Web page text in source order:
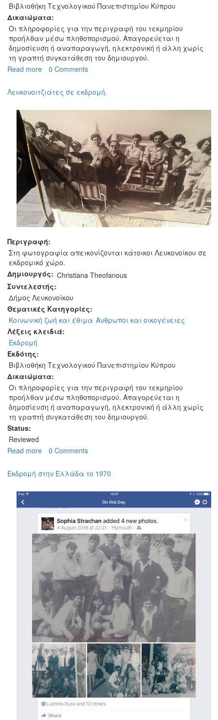
Βιβλιοθήκη Τεχνολογικού Πανεπιστημίου Κύπρου
Δικαιώματα:
Οι πληροφορίες για την περιγραφή του τεκμηρίου
προήλθαν μέσω πληθοπορισμού. Απαγορεύεται η
δημοσίευση ή αναπαραγωγή, ηλεκτρονική ή άλλη χωρίς
τη γραπτή συγκατάθεση του δημιουργού.
Read more about
στο
Σταυρό
της
Ψώκας
από
τους
Λευκωνιτζιάτες
0 Comments
Λευκονοιτζιάτες σε εκδρομή.
Περιγραφή:
Στη φωτογραφία απεικονίζονται κάτοικοι Λευκονοίκου σε
εκδρομικό χώρο.
Δημιουργός: Christiana Theofanous
Συντελεστής:
Δήμος Λευκονοίκου
Θεματικές Κατηγορίες:
Κοινωνική ζωή και έθιμα Άνθρωποι και οικογένειες
Λέξεις κλειδιά:
Εκδρομή
Εκδότης:
Βιβλιοθήκη Τεχνολογικού Πανεπιστημίου Κύπρου
Δικαιώματα:
Οι πληροφορίες για την περιγραφή του τεκμηρίου
προήλθαν μέσω πληθοπορισμού. Απαγορεύεται η
δημοσίευση ή αναπαραγωγή, ηλεκτρονική ή άλλη χωρίς
τη γραπτή συγκατάθεση του δημιουργού.
Status:
Reviewed
Read more about
σε
εκδρομή.
0 Comments
Εκδρομή στην Ελλάδα το 1970